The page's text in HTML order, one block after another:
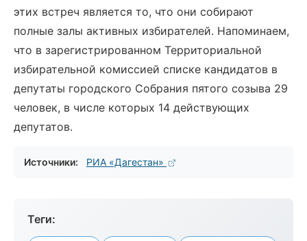
этих встреч является то, что они собирают
полные залы активных избирателей. Напоминаем,
что в зарегистрированном Территориальной
избирательной комиссией списке кандидатов в
депутаты городского Собрания пятого созыва 29
человек, в числе которых 14 действующих
депутатов.
Источники: РИА «Дагестан»
Теги: